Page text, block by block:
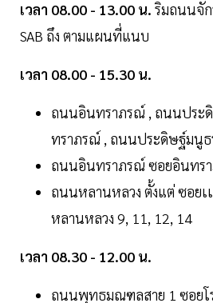
เวลา 08.00 - 13.00 น. ริมถนนจัก
SAB ถึง ตามแผนที่แนบ
เวลา 08.00 - 15.30 น.
ถนนอินทราภรณ์ , ถนนประ
ทราภรณ์ , ถนนประดิษฐ์มนูธ
ถนนอินทราภรณ์ ซอยอินทร
ถนนหลานหลวง ตั้งแต่ ซอยเ
หลานหลวง 9, 11, 12, 14
เวลา 08.30 - 12.00 น.
ถนนพุทธมณฑลสาย 1 ซอยโ